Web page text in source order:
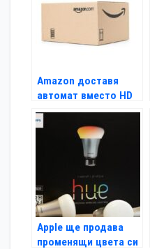
Amazon доставя
автомат вместо HD
телевизор
Apple ще продава
променящи цвета си